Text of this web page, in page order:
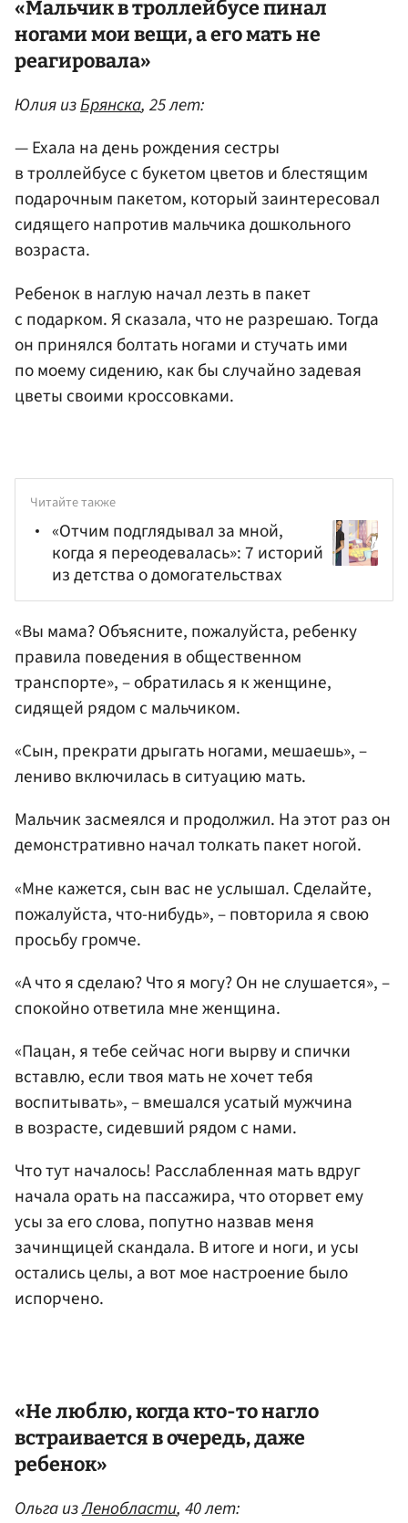
«Мальчик в троллейбусе пинал
ногами мои вещи, а его мать не
реагировала»
Юлия изБрянска, 25 лет:
— Ехала на день рождения сестры
в троллейбусе с букетом цветов и блестящим
подарочным пакетом, который заинтересовал
сидящего напротив мальчика дошкольного
возраста.
Ребенок в наглую начал лезть в пакет
с подарком. Я сказала, что не разрешаю. Тогда
он принялся болтать ногами и стучать ими
по моему сидению, как бы случайно задевая
цветы своими кроссовками.
Читайте также
«Отчим подглядывал за мной,
когда я переодевалась»: 7 историй
из детства о домогательствах
«Вы мама? Объясните, пожалуйста, ребенку
правила поведения в общественном
транспорте», – обратилась я к женщине,
сидящей рядом с мальчиком.
«Сын, прекрати дрыгать ногами, мешаешь», –
лениво включилась в ситуацию мать.
Мальчик засмеялся и продолжил. На этот раз он
демонстративно начал толкать пакет ногой.
«Мне кажется, сын вас не услышал. Сделайте,
пожалуйста, что-нибудь», – повторила я свою
просьбу громче.
«А что я сделаю? Что я могу? Он не слушается», –
спокойно ответила мне женщина.
«Пацан, я тебе сейчас ноги вырву и спички
вставлю, если твоя мать не хочет тебя
воспитывать», – вмешался усатый мужчина
в возрасте, сидевший рядом с нами.
Что тут началось! Расслабленная мать вдруг
начала орать на пассажира, что оторвет ему
усы за его слова, попутно назвав меня
зачинщицей скандала. В итоге и ноги, и усы
остались целы, а вот мое настроение было
испорчено.
«Не люблю, когда кто-то нагло
встраивается в очередь, даже
ребенок»
Ольга изЛенобласти, 40 лет: